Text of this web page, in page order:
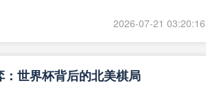
2026-07-21 03:20:16
世界杯背后的北美棋局